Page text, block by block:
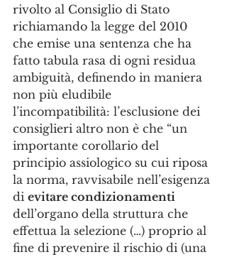
rivolto al Consiglio di Stato
richiamando la legge del 2010
che emise una sentenza che ha
fatto tabula rasa di ogni residua
ambiguità, definendo in maniera
non più eludibile
l’incompatibilità: l’esclusione dei
consiglieri altro non è che “un
importante corollario del
principio assiologico su cui riposa
la norma, ravvisabile nell’esigenza
di evitare condizionamenti
dell’organo della struttura che
effettua la selezione (…) proprio al
fine di prevenire il rischio di (una